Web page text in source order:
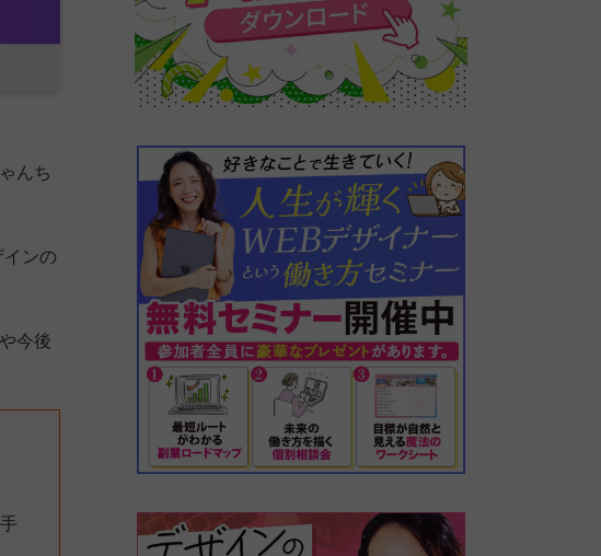
んち
ンの
今後